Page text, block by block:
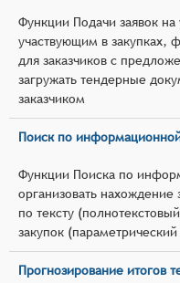
Функции Подачи заявок
участвующим в закупках,
для заказчиков с
загружать тендерные
заказчиком
Поиск по
Функции Поиска по
организовать нахождение
по тексту
закупок
Прогнозирование итогов